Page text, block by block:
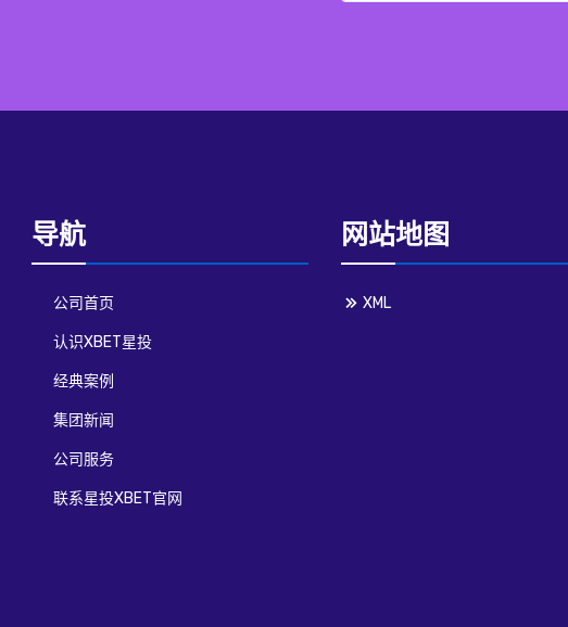
导航
公司首页
认识XBET星投
经典案例
集团新闻
公司服务
联系星投XBET官网
网站地图
XML